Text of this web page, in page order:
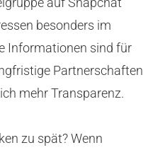
besonders im
Informationen sind für
Partnerschaften
mehr Transparenz.
zu spät? Wenn